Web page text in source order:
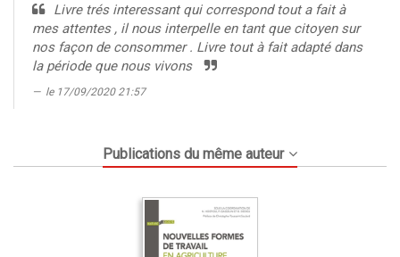
Livre trés interessant qui correspond tout a fait à
mes attentes , il nous interpelle en tant que citoyen sur
nos façon de consommer . Livre tout à fait adapté dans
la période que nous vivons
le 17/09/2020 21:57
Publications du même auteur